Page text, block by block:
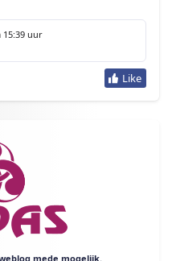
15:39 uur
mede mogelijk.